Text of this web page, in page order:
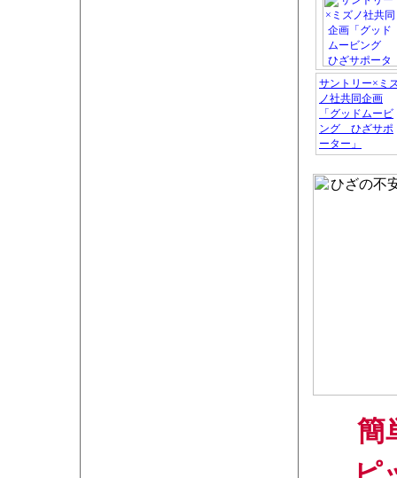
サントリー×ミ
ノ社共同企画
「グッドムービ
ング ひざサポ
ーター」
簡